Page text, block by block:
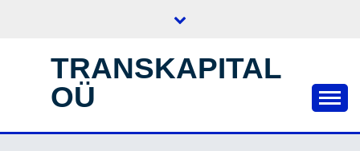
TRANSKAPITAL
OÜ